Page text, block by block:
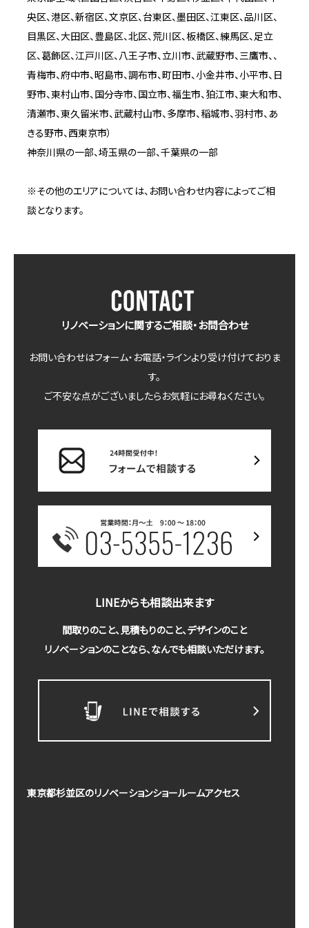
央区、港区、新宿区、文京区、台東区、墨田区、江東区、品川区、
目黒区、大田区、豊島区、北区、荒川区、板橋区、練馬区、足立
区、葛飾区、江戸川区、八王子市、立川市、武蔵野市、三鷹市、、
青梅市、府中市、昭島市、調布市、町田市、小金井市、小平市、日
野市、東村山市、国分寺市、国立市、福生市、狛江市、東大和市、
清瀬市、東久留米市、武蔵村山市、多摩市、稲城市、羽村市、あ
きる野市、西東京市）
神奈川県の一部、埼玉県の一部、千葉県の一部
※その他のエリアについては、お問い合わせ内容によってご相
談となります。
リノベーションに関するご相談・お問合わせ
お問い合わせはフォーム・お電話・ラインより受け付けておりま
す。
ご不安な点がございましたらお気軽にお尋ねください。
LINEからも相談出来ます
間取りのこと、見積もりのこと、デザインのこと
リノベーションのことなら、なんでも相談いただけます。
東京都杉並区のリノベーションショールームアクセス